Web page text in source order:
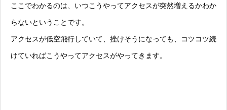
ここでわかるのは、いつこうやってアクセスが突然増えるかわか
らないということです。
アクセスが低空飛行していて、挫けそうになっても、コツコツ続
けていればこうやってアクセスがやってきます。